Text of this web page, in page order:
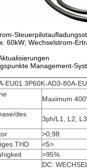
60kW; Wechselstrom-
Management-
EU01 3P60K-AD3-80A-
Maximum
des
3ph/L1, L2,
>0,98
THD
<5>
>95%
DC: